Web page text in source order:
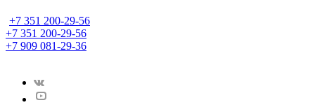
+7 351 200-29-56
+7 351 200-29-56
+7 909 081-29-36